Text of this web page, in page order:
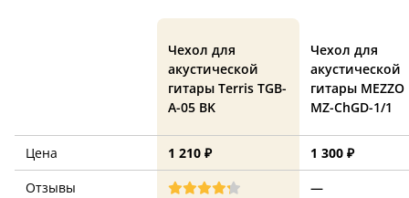
Чехол для
акустической
гитары Terris TGB-
A-05 BK
Чехол для
акустической
гитары MEZZO
MZ-ChGD-1/1
Цена 1 210 ₽
1 300 ₽
Отзывы
—